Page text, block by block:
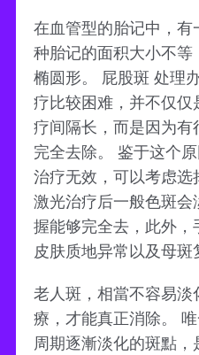
在血管型的胎记中，
种胎记的面积大小不
椭圆形。 屁股斑 处理
疗比较困难，并不仅
疗间隔长，而是因为
完全去除。 鉴于这个
治疗无效，可以考虑选
激光治疗后一般色斑
握能够完全去，此外
皮肤质地异常以及母斑
老人斑，相當不容易
療，才能真正消除。
周期逐漸淡化的斑點